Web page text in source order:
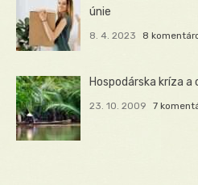
únie
8. 4. 2023 8
Hospodárska kríza
23. 10. 2009 7